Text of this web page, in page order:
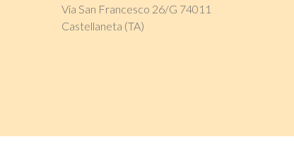
Via San Francesco 26/G 74011
Castellaneta (TA)